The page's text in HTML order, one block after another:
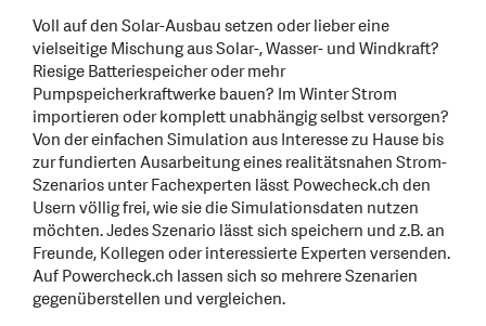
Voll auf den Solar-Ausbau setzen oder lieber eine
vielseitige Mischung aus Solar-, Wasser- und Windkraft?
Riesige Batteriespeicher oder mehr
Pumpspeicherkraftwerke bauen? Im Winter Strom
importieren oder komplett unabhängig selbst versorgen?
Von der einfachen Simulation aus Interesse zu Hause bis
zur fundierten Ausarbeitung eines realitätsnahen Strom-
Szenarios unter Fachexperten lässt Powecheck.ch den
Usern völlig frei, wie sie die Simulationsdaten nutzen
möchten. Jedes Szenario lässt sich speichern und z.B. an
Freunde, Kollegen oder interessierte Experten versenden.
Auf Powercheck.ch lassen sich so mehrere Szenarien
gegenüberstellen und vergleichen.